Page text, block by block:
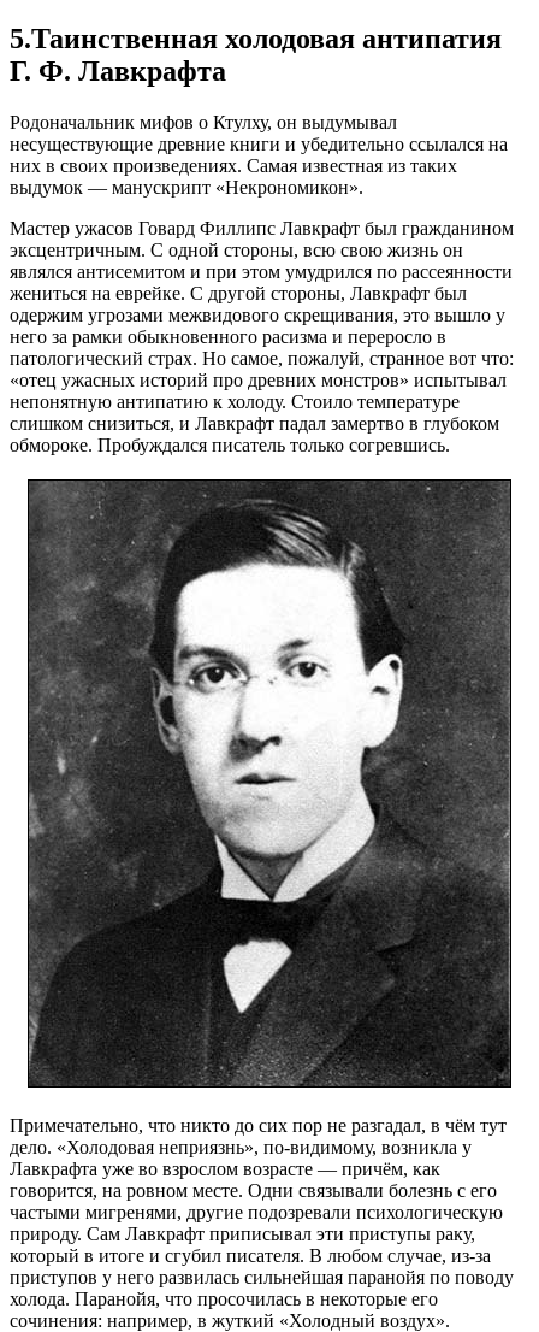
5.Таинственная холодовая антипатия
Г. Ф. Лавкрафта
Родоначальник мифов о Ктулху, он выдумывал
несуществующие древние книги и убедительно ссылался на
них в своих произведениях. Самая известная из таких
выдумок — манускрипт «Некрономикон».
Мастер ужасов Говард Филлипс Лавкрафт был гражданином
эксцентричным. С одной стороны, всю свою жизнь он
являлся антисемитом и при этом умудрился по рассеянности
жениться на еврейке. С другой стороны, Лавкрафт был
одержим угрозами межвидового скрещивания, это вышло у
него за рамки обыкновенного расизма и переросло в
патологический страх. Но самое, пожалуй, странное вот что:
«отец ужасных историй про древних монстров» испытывал
непонятную антипатию к холоду. Стоило температуре
слишком снизиться, и Лавкрафт падал замертво в глубоком
обмороке. Пробуждался писатель только согревшись.
Примечательно, что никто до сих пор не разгадал, в чём тут
дело. «Холодовая неприязнь», по-видимому, возникла у
Лавкрафта уже во взрослом возрасте — причём, как
говорится, на ровном месте. Одни связывали болезнь с его
частыми мигренями, другие подозревали психологическую
природу. Сам Лавкрафт приписывал эти приступы раку,
который в итоге и сгубил писателя. В любом случае, из-за
приступов у него развилась сильнейшая паранойя по поводу
холода. Паранойя, что просочилась в некоторые его
сочинения: например, в жуткий «Холодный воздух».